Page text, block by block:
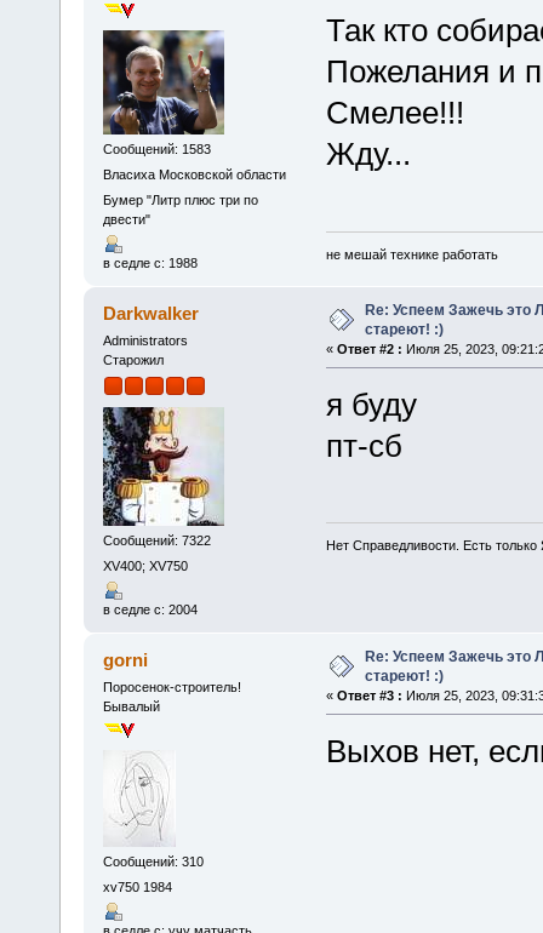
Сообщений: 1583
Власиха Московской области
Бумер "Литр плюс три по
двести"
в седле с: 1988
Так кто
Пожелания и
Смелее!!!
Жду...
не мешай технике работать
Darkwalker
Administrators
Старожил
Сообщений: 7322
XV400; XV750
в седле с: 2004
Re: Успеем Зажечь это
стареют! :)
« Ответ #2 : Июля 25, 2023,
я буду
пт-сб
Нет Справедливости. Есть только
gorni
Поросенок-строитель!
Бывалый
Сообщений: 310
xv750 1984
Re: Успеем Зажечь это
стареют! :)
« Ответ #3 : Июля 25, 2023,
Выхов нет,